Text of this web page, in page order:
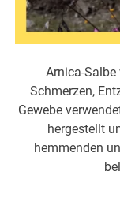
Arnica-
Schmerzen,
Gewebe
hergestellt
hemmenden